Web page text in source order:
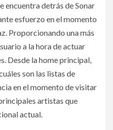
encuentra detrás de Sonar
esfuerzo en el momento
Proporcionando una más
a la hora de actuar
Desde la home principal,
son las listas de
en el momento de visitar
artistas que
actual.